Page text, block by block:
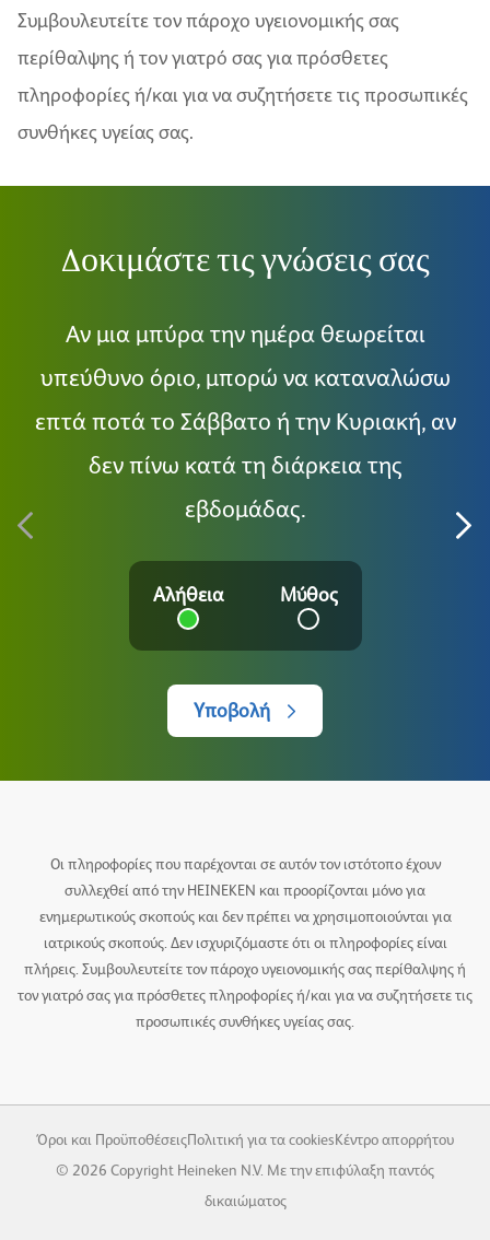
Συμβουλευτείτε τον πάροχο υγειονομικής σας
περίθαλψης ή τον γιατρό σας για πρόσθετες
πληροφορίες ή/και για να συζητήσετε τις προσωπικές
συνθήκες υγείας σας.
Δοκιμάστε τις γνώσεις σας
Αν μια μπύρα την ημέρα θεωρείται
υπεύθυνο όριο, μπορώ να καταναλώσω
επτά ποτά το Σάββατο ή την Κυριακή, αν
δεν πίνω κατά τη διάρκεια της
εβδομάδας.
Αλήθεια Μύθος
Υποβολή
Οι πληροφορίες που παρέχονται σε αυτόν τον ιστότοπο έχουν
συλλεχθεί από την HEINEKEN και προορίζονται μόνο για
ενημερωτικούς σκοπούς και δεν πρέπει να χρησιμοποιούνται για
ιατρικούς σκοπούς. Δεν ισχυριζόμαστε ότι οι πληροφορίες είναι
πλήρεις. Συμβουλευτείτε τον πάροχο υγειονομικής σας περίθαλψης ή
τον γιατρό σας για πρόσθετες πληροφορίες ή/και για να συζητήσετε τις
προσωπικές συνθήκες υγείας σας.
Όροι και ΠροϋποθέσειςΠολιτική για τα cookiesΚέντρο απορρήτου
© 2026 Copyright Heineken N.V. Με την επιφύλαξη παντός
δικαιώματος